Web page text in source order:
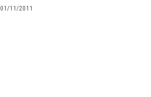
01/11/2011